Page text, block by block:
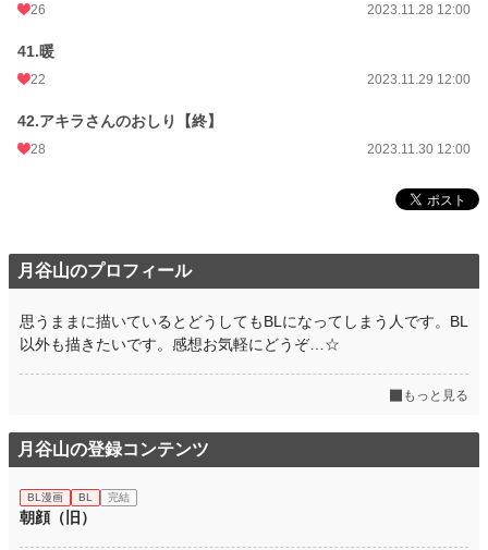
26 2023.11.28 12:00
41.暖
22 2023.11.29 12:00
42.アキラさんのおしり【終】
28 2023.11.30 12:00
月谷山のプロフィール
思うままに描いているとどうしてもBLになってしまう人です。BL
以外も描きたいです。感想お気軽にどうぞ…☆
もっと見る
月谷山の登録コンテンツ
BL漫画 BL 完結
朝顔（旧）